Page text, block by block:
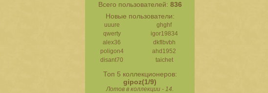
Всего пользователей: 836
Новые пользователи:
uuure
ghghf
qwerty
igor19834
alex36
dkflbvbh
poligon4
ahd1952
disant70
taichet
Топ 5 коллекционеров:
gipoz(1/9)
Лотов в коллекции - 14.